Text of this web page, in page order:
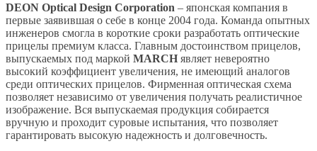
DEON Optical Design Corporation – японская компания в
первые заявившая о себе в конце 2004 года. Команда опытных
инженеров смогла в короткие сроки разработать оптические
прицелы премиум класса. Главным достоинством прицелов,
выпускаемых под маркой MARCH являет невероятно
высокий коэффициент увеличения, не имеющий аналогов
среди оптических прицелов. Фирменная оптическая схема
позволяет независимо от увеличения получать реалистичное
изображение. Вся выпускаемая продукция собирается
вручную и проходит суровые испытания, что позволяет
гарантировать высокую надежность и долговечность.